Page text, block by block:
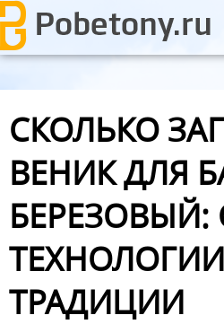
СКОЛЬКО
ВЕНИК ДЛЯ
БЕРЕЗОВЫЙ:
ТРАДИЦИИ